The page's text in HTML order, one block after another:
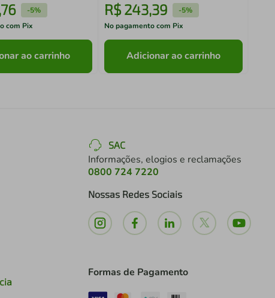
76 -5%
com Pix
ao carrinho
R$ 243,39 -5%
No pagamento com Pix
Adicionar ao carrinho
SAC
Informações, elogios e reclamações
0800 724 7220
Nossas Redes Sociais
Formas de Pagamento